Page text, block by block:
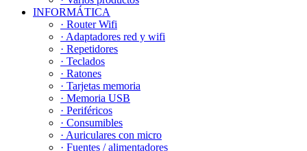
INFORMÁTICA
· Router Wifi
· Adaptadores red y wifi
· Repetidores
· Teclados
· Ratones
· Tarjetas memoria
· Memoria USB
· Periféricos
· Consumibles
· Auriculares con micro
· Fuentes / alimentadores